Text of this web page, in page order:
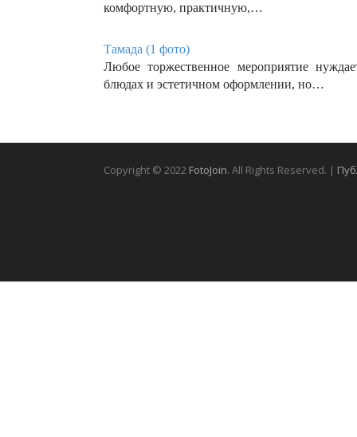
комфортную, практичную,…
Тамада (1 фото)
Любое торжественное мероприятие
блюдах и эстетичном оформлении, но…
Copyright © 2022 FotoJoin. All Rights Reserved. |